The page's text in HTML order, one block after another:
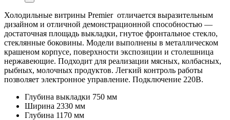
Холодильные витрины Premier отличается выразительным
дизайном и отличной демонстрационной способностью —
достаточная площадь выкладки, гнутое фронтальное стекло,
стеклянные боковины. Модели выполнены в металлическом
крашеном корпусе, поверхности экспозиции и столешница
нержавеющие. Подходит для реализации мясных, колбасных,
рыбных, молочных продуктов. Легкий контроль работы
позволяет электронное управление. Подключение 220В.
Глубина выкладки 750 мм
Ширина 2330 мм
Глубина 1170 мм